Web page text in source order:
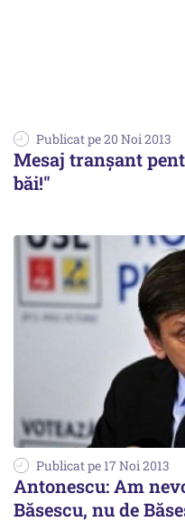
Publicat pe 20 Noi 2013
Mesaj tranșant
băi!"
Publicat pe 17 Noi 2013
Antonescu: Am
Băsescu, nu de